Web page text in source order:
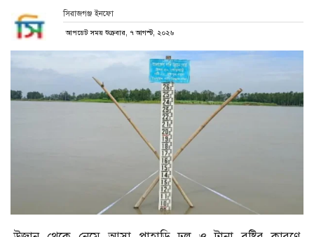
সিরাজগঞ্জ ইনফো
আপডেট সময় শুক্রবার, ৭ আগস্ট, ২০২৬